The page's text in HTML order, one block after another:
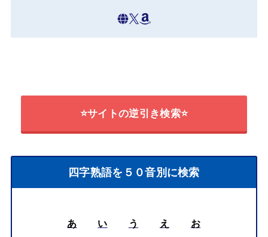
⭐サイトの逆引き検索⭐
四字熟語を５０音別に検索
あ い う え
お